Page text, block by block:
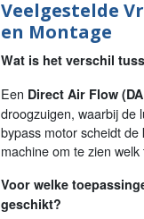
Veelgestelde
en Montage
Wat is het verschil
Een Direct Air Flow
droogzuigen, waarbij de
bypass motor scheidt
machine om te zien
Voor welke
geschikt?